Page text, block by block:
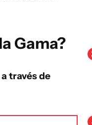
Gama?
a través de